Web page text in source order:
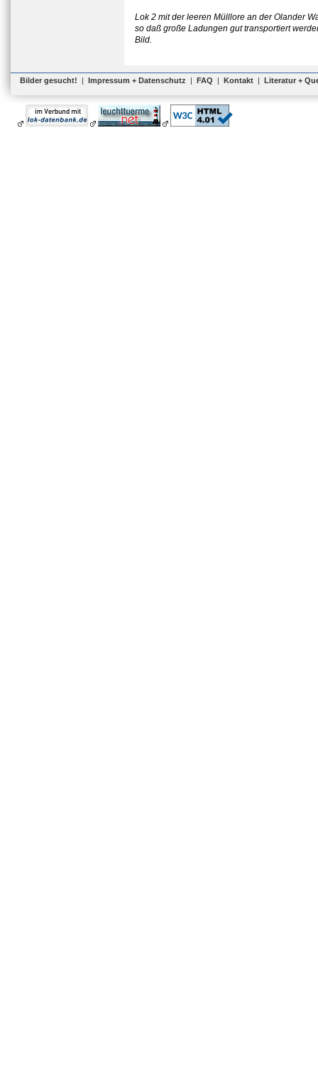
Lok 2 mit der leeren Mülllore an der Olander
so daß große Ladungen gut transportiert
Bild.
Bilder gesucht! | Impressum + Datenschutz | FAQ | Kontakt | Literatur +